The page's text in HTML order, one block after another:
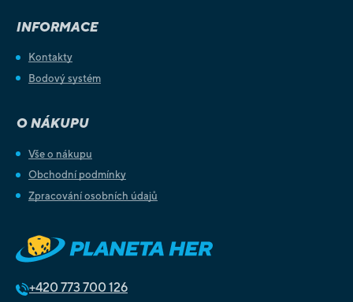
INFORMACE
Kontakty
Bodový systém
O NÁKUPU
Vše o nákupu
Obchodní podmínky
Zpracování osobních údajů
+420 773 700 126